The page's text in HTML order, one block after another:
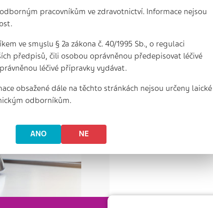
pracovníkům ve zdravotnictví. Informace nejsou
ve smyslu § 2a zákona č. 40/1995 Sb., o regulaci
předpisů, čili osobou oprávněnou předepisovat léčivé
léčivé přípravky vydávat.
obsažené dále na těchto stránkách nejsou určeny laické
odborníkům.
ANO NE